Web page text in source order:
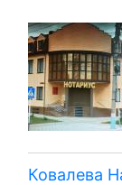
Ковалева